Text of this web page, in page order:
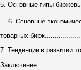
5. Основные типы
6. Основные
товарных
7. Тенденции в развитии